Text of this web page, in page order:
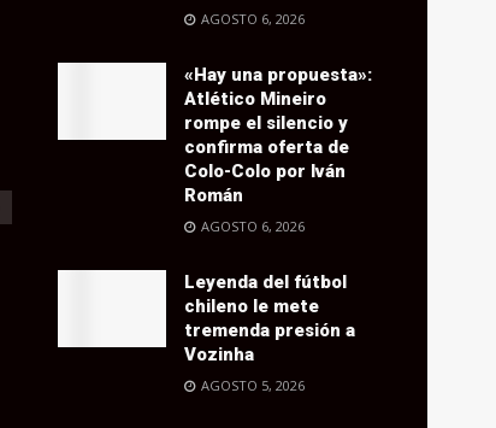
AGOSTO 6, 2026
«Hay una propuesta»:
Atlético Mineiro
rompe el silencio y
confirma oferta de
Colo-Colo por Iván
Román
AGOSTO 6, 2026
Leyenda del fútbol
chileno le mete
tremenda presión a
Vozinha
AGOSTO 5, 2026